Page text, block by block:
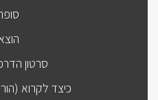
סרטון
כיצד לקרוא